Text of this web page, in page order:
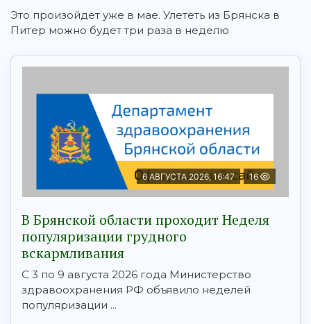
Это произойдет уже в мае. Улететь из Брянска в
Питер можно будет три раза в неделю
6 АВГУСТА 2026, 16:47 16
В Брянской области проходит Неделя
популяризации грудного
вскармливания
С 3 по 9 августа 2026 года Министерство
здравоохранения РФ объявило неделей
популяризации ...